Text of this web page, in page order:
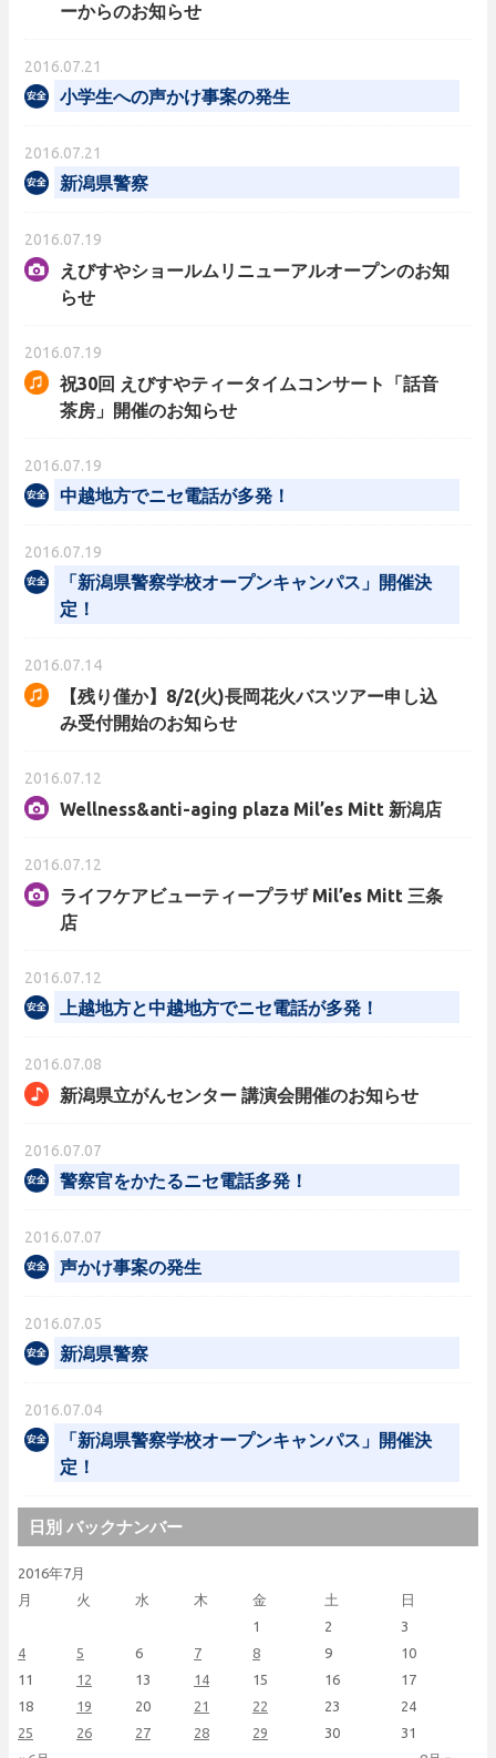
ーからのお知らせ
2016.07.21
小学生への声かけ事案の発生
2016.07.21
新潟県警察
2016.07.19
えびすやショールムリニューアルオープンのお知
らせ
2016.07.19
祝30回 えびすやティータイムコンサート「話音
茶房」開催のお知らせ
2016.07.19
中越地方でニセ電話が多発！
2016.07.19
「新潟県警察学校オープンキャンパス」開催決
定！
2016.07.14
【残り僅か】8/2(火)長岡花火バスツアー申し込
み受付開始のお知らせ
2016.07.12
Wellness&anti-aging plaza Mil’es Mitt 新潟店
2016.07.12
ライフケアビューティープラザ Mil’es Mitt 三条
店
2016.07.12
上越地方と中越地方でニセ電話が多発！
2016.07.08
新潟県立がんセンター 講演会開催のお知らせ
2016.07.07
警察官をかたるニセ電話多発！
2016.07.07
声かけ事案の発生
2016.07.05
新潟県警察
2016.07.04
「新潟県警察学校オープンキャンパス」開催決
定！
日別 バックナンバー
2016年7月
月
火 水 木 金 土 日
1 2
3
4
5 6 7 8 9
10
11
12 13 14 15 16
17
18
19 20 21 22 23
24
25
26 27 28 29 30 31